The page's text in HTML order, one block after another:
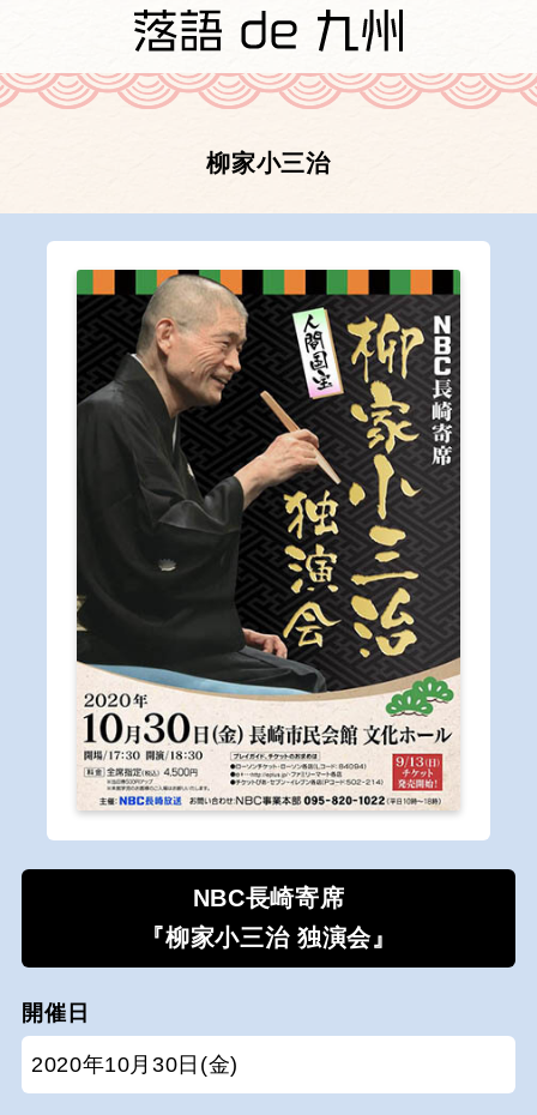
柳家小三治
NBC長崎寄席
『柳家小三治 独演会』
開催日
2020年10月30日(金)